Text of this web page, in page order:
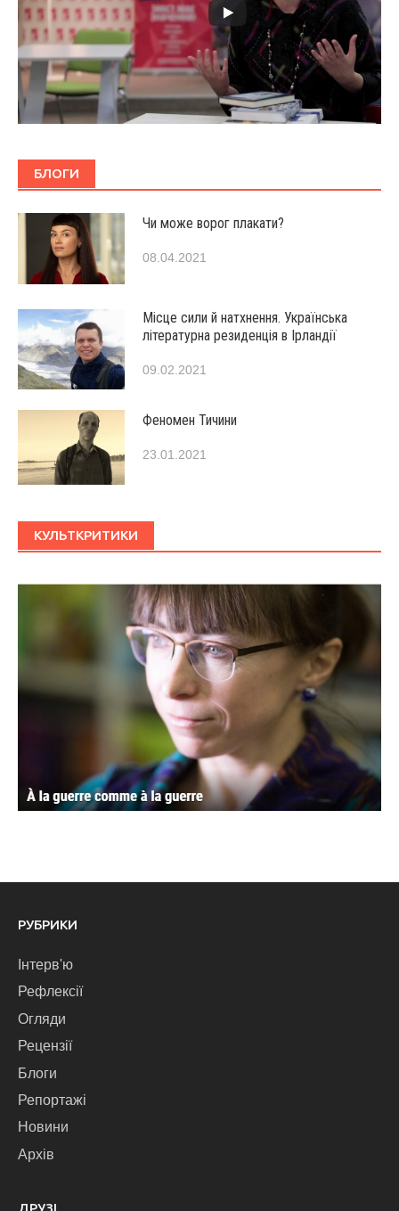
БЛОГИ
Чи може ворог плакати?
08.04.2021
Місце сили й натхнення. Українська
літературна резиденція в Ірландії
09.02.2021
Феномен Тичини
23.01.2021
КУЛЬТКРИТИКИ
РУБРИКИ
Інтерв'ю
Рефлексії
Огляди
Рецензії
Блоги
Репортажі
Новини
Архів
ДРУЗІ